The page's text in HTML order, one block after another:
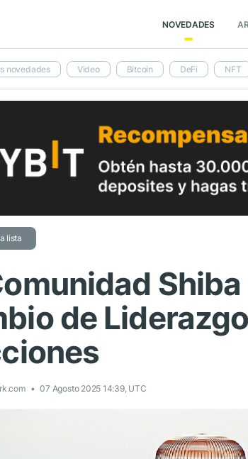
NOVEDADES
novedades Video Bitcoin DeFi NFT
lista
de
07 Agosto 2025 14:39, UTC